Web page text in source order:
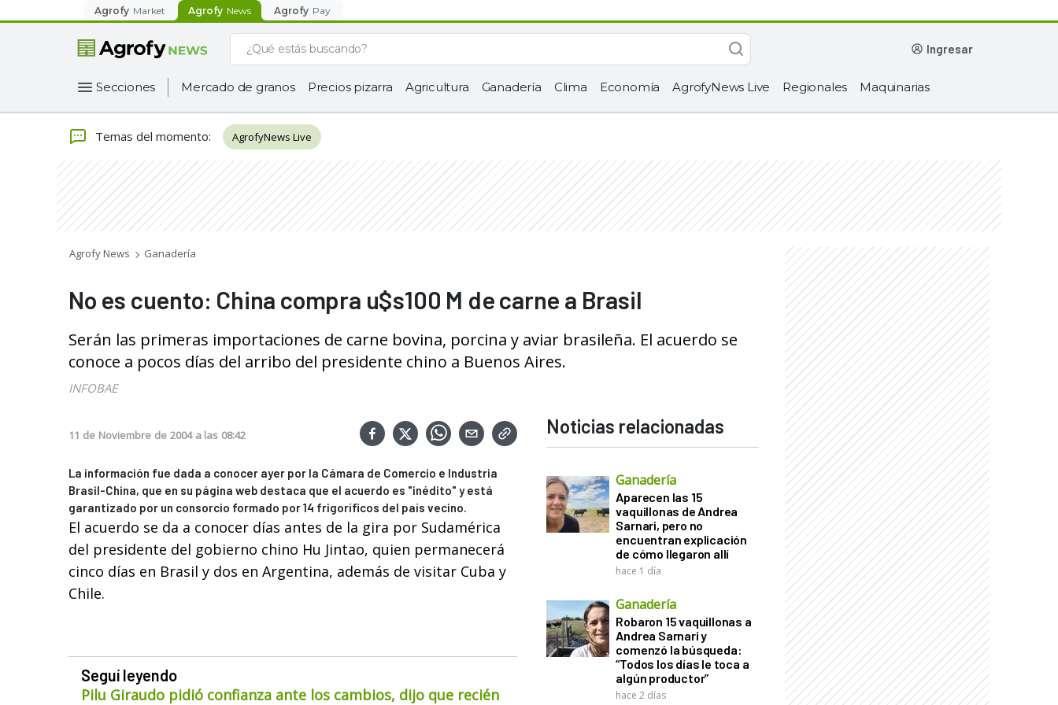
Agrofy Market Agrofy News Agrofy Pay
ingresar
Secciones Mercado de granos Precios pizarra Agricultura Ganadería Clima Economía AgrofyNews Live Regionales Maquinarias
Temas del momento: AgrofyNews Live
Agrofy News Ganadería
No es cuento: China compra u$s100 M de carne a Brasil
Serán las primeras importaciones de carne bovina, porcina y aviar brasileña. El acuerdo se
conoce a pocos días del arribo del presidente chino a Buenos Aires.
INFOBAE
11 de Noviembre de 2004 a las 08:42
La información fue dada a conocer ayer por la Cámara de Comercio e Industria
Brasil-China, que en su página web destaca que el acuerdo es "inédito" y está
garantizado por un consorcio formado por 14 frigoríficos del país vecino.
El acuerdo se da a conocer días antes de la gira por Sudamérica
del presidente del gobierno chino Hu Jintao, quien permanecerá
cinco días en Brasil y dos en Argentina, además de visitar Cuba y
Chile.
Seguí leyendo
Pilu Giraudo pidió confianza ante los cambios, dijo que recién
Noticias relacionadas
Ganadería
Aparecen las 15
vaquillonas de Andrea
Sarnari, pero no
encuentran explicación
de cómo llegaron allí
hace 1 día
Ganadería
Robaron 15 vaquillonas a
Andrea Sarnari y
comenzó la búsqueda:
“Todos los días le toca a
algún productor”
hace 2 días